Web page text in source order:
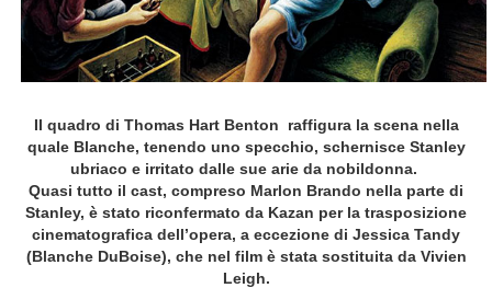
Il quadro di Thomas Hart Benton raffigura la scena nella
quale Blanche, tenendo uno specchio, schernisce Stanley
ubriaco e irritato dalle sue arie da nobildonna.
Quasi tutto il cast, compreso Marlon Brando nella parte di
Stanley, è stato riconfermato da Kazan per la trasposizione
cinematografica dell’opera, a eccezione di Jessica Tandy
(Blanche DuBoise), che nel film è stata sostituita da Vivien
Leigh.